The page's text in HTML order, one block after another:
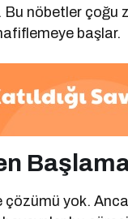
Bu nöbetler
başlar.
yok.